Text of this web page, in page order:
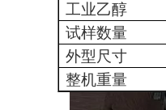
工业乙醇
试样数量
外型尺寸
整机重量